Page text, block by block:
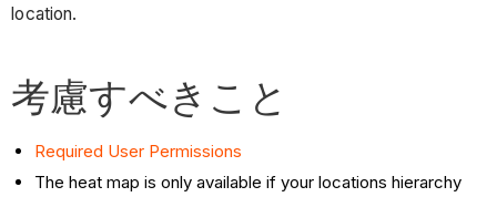
location.
考慮すべきこと
Required User Permissions
The heat map is only available if your locations hierarchy